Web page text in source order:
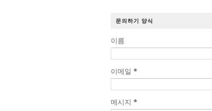
문의하기 양식
이름
이메일 *
메시지 *